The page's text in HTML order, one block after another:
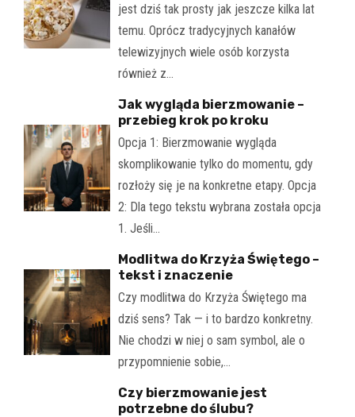
jest dziś tak prosty jak jeszcze kilka lat
temu. Oprócz tradycyjnych kanałów
telewizyjnych wiele osób korzysta
również z…
Jak wygląda bierzmowanie –
przebieg krok po kroku
Opcja 1: Bierzmowanie wygląda
skomplikowanie tylko do momentu, gdy
rozłoży się je na konkretne etapy. Opcja
2: Dla tego tekstu wybrana została opcja
1. Jeśli…
Modlitwa do Krzyża Świętego –
tekst i znaczenie
Czy modlitwa do Krzyża Świętego ma
dziś sens? Tak — i to bardzo konkretny.
Nie chodzi w niej o sam symbol, ale o
przypomnienie sobie,…
Czy bierzmowanie jest
potrzebne do ślubu?